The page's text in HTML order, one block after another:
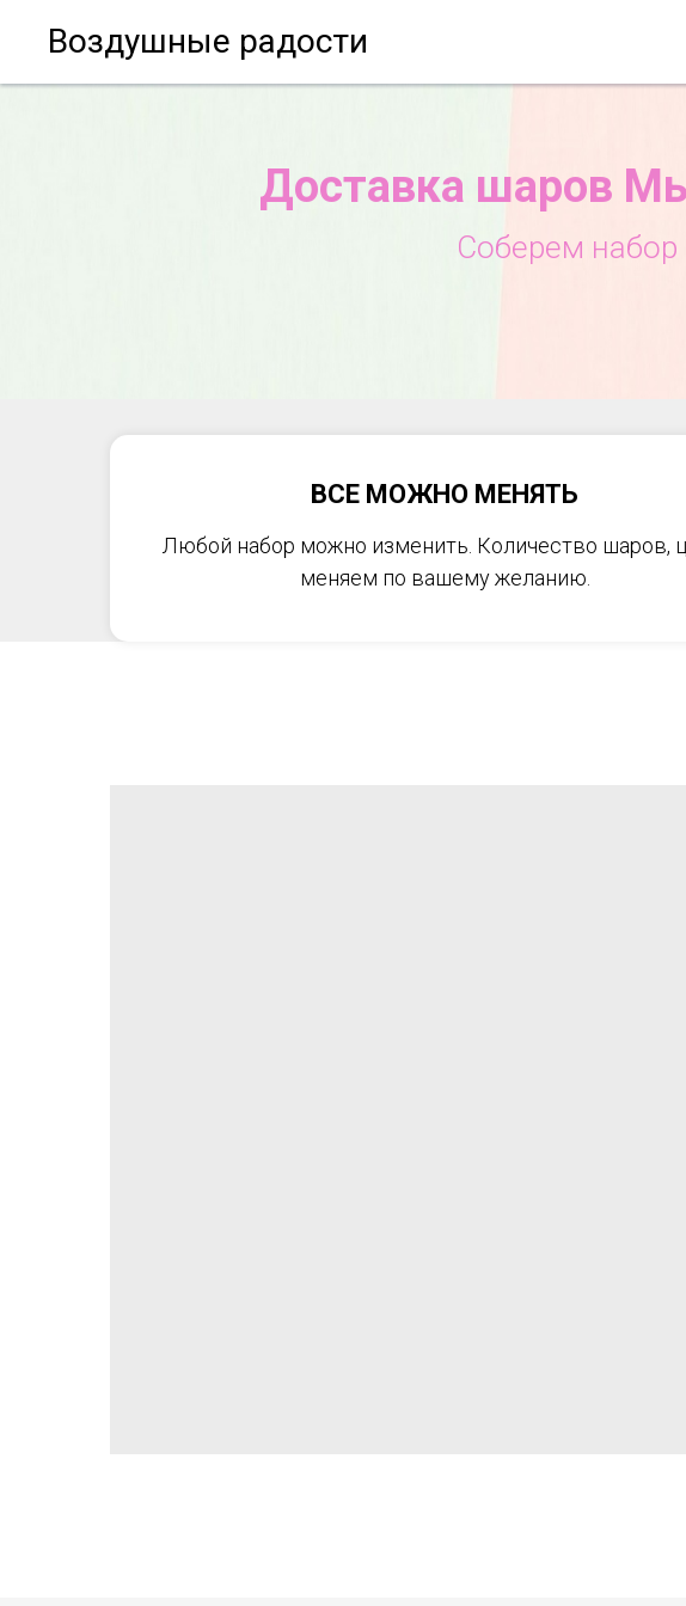
Воздушные радости
Доставка шаров
Соберем
ВСЕ МОЖНО МЕНЯТЬ
Любой набор можно изменить. Количество шаров,
меняем по вашему желанию.